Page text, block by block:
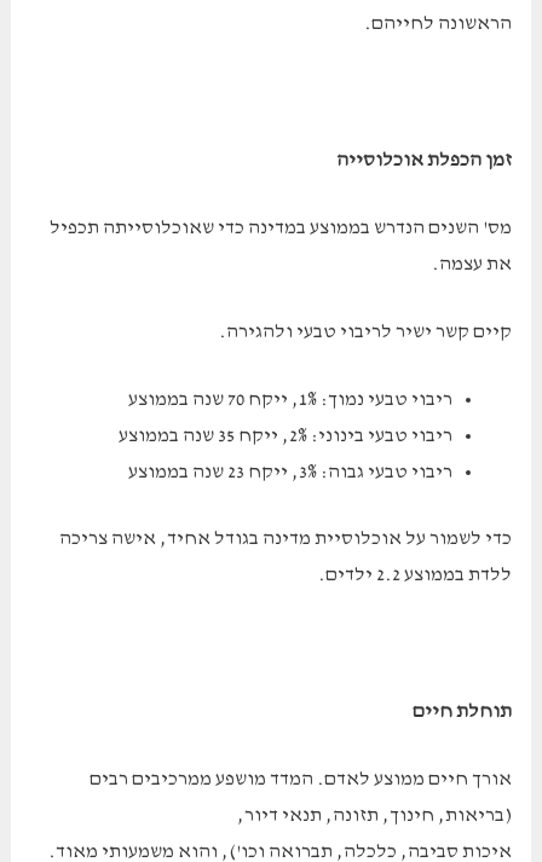
הראשונה לחייהם.
זמן הכפלת אוכלוסייה
מס' השנים הנדרש בממוצע במדינה כדי שאוכלוסייתה תכפיל
את עצמה.
קיים קשר ישיר לריבוי טבעי ולהגירה.
ריבוי טבעי נמוך: 1%, ייקח 70 שנה בממוצע
ריבוי טבעי בינוני: 2%, ייקח 35 שנה בממוצע
ריבוי טבעי גבוה: 3%, ייקח 23 שנה בממוצע
כדי לשמור על אוכלוסיית מדינה בגודל אחיד, אישה צריכה
ללדת בממוצע 2.2 ילדים.
תוחלת חיים
אורך חיים ממוצע לאדם. המדד מושפע ממרכיבים רבים
(בריאות, חינוך, תזונה, תנאי דיור,
איכות סביבה, כלכלה, תברואה וכו'), והוא משמעותי מאוד.